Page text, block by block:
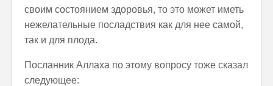
своим состоянием здоровья, то это может иметь
нежелательные посладствия как для нее самой,
так и для плода.
Посланник Аллаха по этому вопросу тоже сказал
следующее: